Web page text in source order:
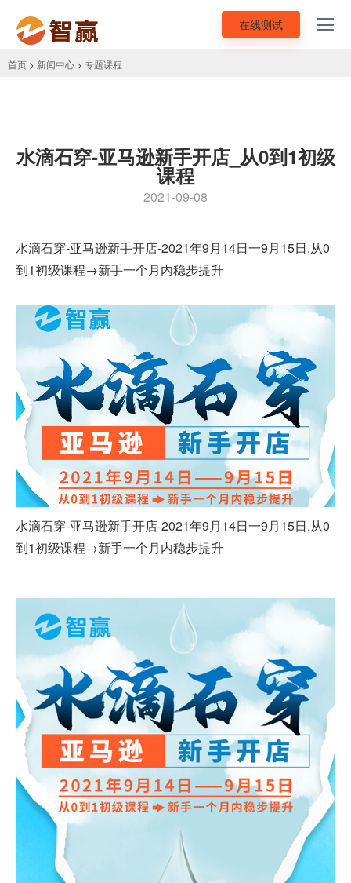
在线测试
首页 > 新闻中心 > 专题课程
水滴石穿-亚马逊新手开店_从0到1初级
课程
2021-09-08
水滴石穿-亚马逊新手开店-2021年9月14日一9月15日,从0
到1初级课程→新手一个月内稳步提升
水滴石穿-亚马逊新手开店-2021年9月14日一9月15日,从0
到1初级课程→新手一个月内稳步提升